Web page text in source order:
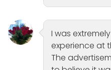
I was
experience at
The